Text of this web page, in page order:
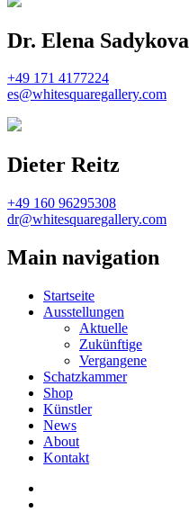
Dr. Elena Sadykova
+49 171 4177224
es@whitesquaregallery.com
Dieter Reitz
+49 160 96295308
dr@whitesquaregallery.com
Main navigation
Startseite
Ausstellungen
Aktuelle
Zukünftige
Vergangene
Schatzkammer
Shop
Künstler
News
About
Kontakt